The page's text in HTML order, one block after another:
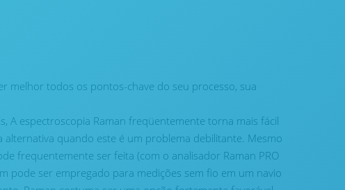
melhor todos os pontos-chave do seu processo, sua
A espectroscopia Raman freqüentemente torna mais fácil
quando este é um problema debilitante. Mesmo
frequentemente ser feita (com o analisador Raman PRO
pode ser empregado para medições sem fio em um navio